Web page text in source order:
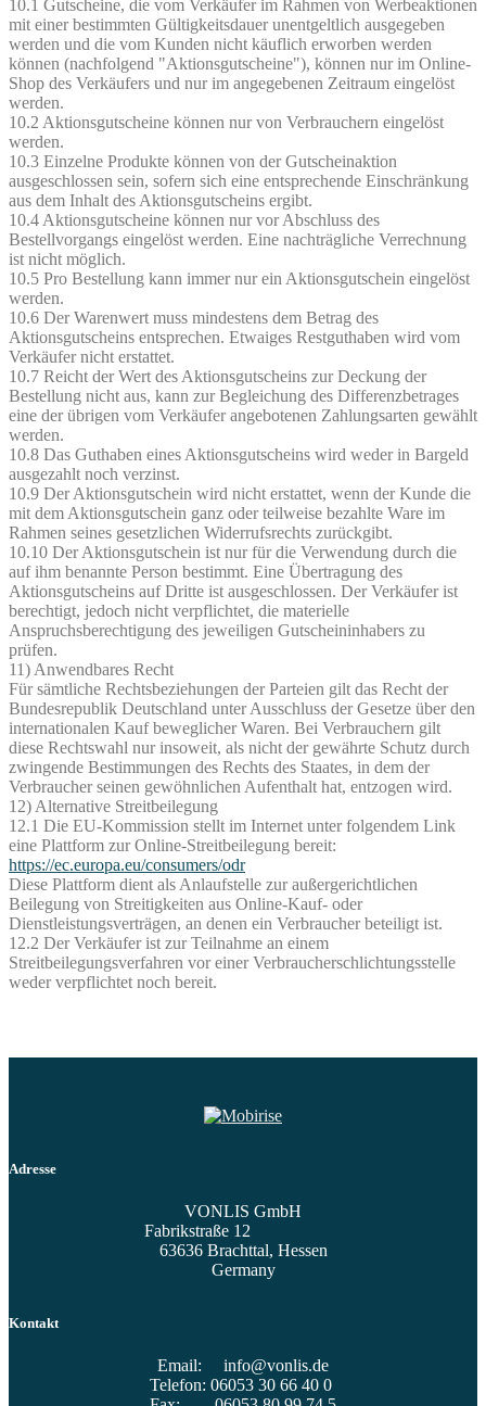
10.1 Gutscheine, die vom Verkäufer im Rahmen von Werbeaktionen
mit einer bestimmten Gültigkeitsdauer unentgeltlich ausgegeben
werden und die vom Kunden nicht käuflich erworben werden
können (nachfolgend "Aktionsgutscheine"), können nur im Online-
Shop des Verkäufers und nur im angegebenen Zeitraum eingelöst
werden.
10.2 Aktionsgutscheine können nur von Verbrauchern eingelöst
werden.
10.3 Einzelne Produkte können von der Gutscheinaktion
ausgeschlossen sein, sofern sich eine entsprechende Einschränkung
aus dem Inhalt des Aktionsgutscheins ergibt.
10.4 Aktionsgutscheine können nur vor Abschluss des
Bestellvorgangs eingelöst werden. Eine nachträgliche Verrechnung
ist nicht möglich.
10.5 Pro Bestellung kann immer nur ein Aktionsgutschein eingelöst
werden.
10.6 Der Warenwert muss mindestens dem Betrag des
Aktionsgutscheins entsprechen. Etwaiges Restguthaben wird vom
Verkäufer nicht erstattet.
10.7 Reicht der Wert des Aktionsgutscheins zur Deckung der
Bestellung nicht aus, kann zur Begleichung des Differenzbetrages
eine der übrigen vom Verkäufer angebotenen Zahlungsarten gewählt
werden.
10.8 Das Guthaben eines Aktionsgutscheins wird weder in Bargeld
ausgezahlt noch verzinst.
10.9 Der Aktionsgutschein wird nicht erstattet, wenn der Kunde die
mit dem Aktionsgutschein ganz oder teilweise bezahlte Ware im
Rahmen seines gesetzlichen Widerrufsrechts zurückgibt.
10.10 Der Aktionsgutschein ist nur für die Verwendung durch die
auf ihm benannte Person bestimmt. Eine Übertragung des
Aktionsgutscheins auf Dritte ist ausgeschlossen. Der Verkäufer ist
berechtigt, jedoch nicht verpflichtet, die materielle
Anspruchsberechtigung des jeweiligen Gutscheininhabers zu
prüfen.
11) Anwendbares Recht
Für sämtliche Rechtsbeziehungen der Parteien gilt das Recht der
Bundesrepublik Deutschland unter Ausschluss der Gesetze über den
internationalen Kauf beweglicher Waren. Bei Verbrauchern gilt
diese Rechtswahl nur insoweit, als nicht der gewährte Schutz durch
zwingende Bestimmungen des Rechts des Staates, in dem der
Verbraucher seinen gewöhnlichen Aufenthalt hat, entzogen wird.
12) Alternative Streitbeilegung
12.1 Die EU-Kommission stellt im Internet unter folgendem Link
eine Plattform zur Online-Streitbeilegung bereit:
https://ec.europa.eu/consumers/odr
Diese Plattform dient als Anlaufstelle zur außergerichtlichen
Beilegung von Streitigkeiten aus Online-Kauf- oder
Dienstleistungsverträgen, an denen ein Verbraucher beteiligt ist.
12.2 Der Verkäufer ist zur Teilnahme an einem
Streitbeilegungsverfahren vor einer Verbraucherschlichtungsstelle
weder verpflichtet noch bereit.
Adresse
VONLIS GmbH
Fabrikstraße 12
63636 Brachttal, Hessen
Germany
Kontakt
Email: info@vonlis.de
Telefon: 06053 30 66 40 0